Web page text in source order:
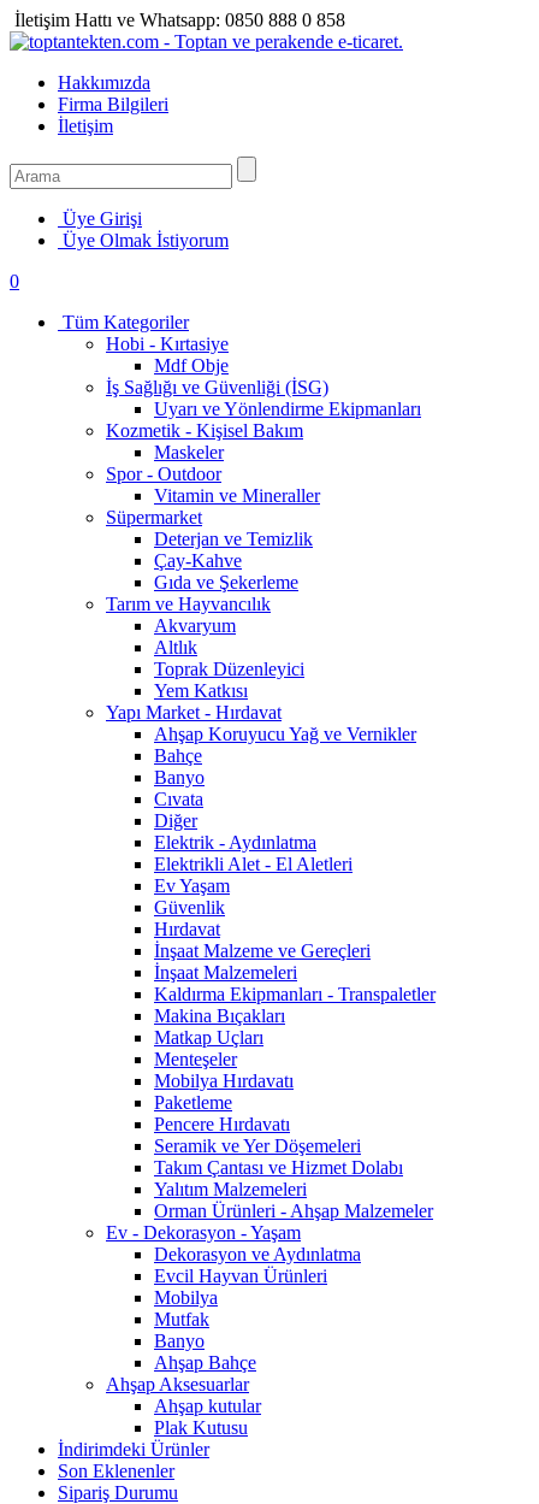
İletişim Hattı ve Whatsapp: 0850 888 0 858
Hakkımızda
Firma Bilgileri
İletişim
Üye Girişi
Üye Olmak İstiyorum
0
Tüm Kategoriler
Hobi - Kırtasiye
Mdf Obje
İş Sağlığı ve Güvenliği (İSG)
Uyarı ve Yönlendirme Ekipmanları
Kozmetik - Kişisel Bakım
Maskeler
Spor - Outdoor
Vitamin ve Mineraller
Süpermarket
Deterjan ve Temizlik
Çay-Kahve
Gıda ve Şekerleme
Tarım ve Hayvancılık
Akvaryum
Altlık
Toprak Düzenleyici
Yem Katkısı
Yapı Market - Hırdavat
Ahşap Koruyucu Yağ ve Vernikler
Bahçe
Banyo
Cıvata
Diğer
Elektrik - Aydınlatma
Elektrikli Alet - El Aletleri
Ev Yaşam
Güvenlik
Hırdavat
İnşaat Malzeme ve Gereçleri
İnşaat Malzemeleri
Kaldırma Ekipmanları - Transpaletler
Makina Bıçakları
Matkap Uçları
Menteşeler
Mobilya Hırdavatı
Paketleme
Pencere Hırdavatı
Seramik ve Yer Döşemeleri
Takım Çantası ve Hizmet Dolabı
Yalıtım Malzemeleri
Orman Ürünleri - Ahşap Malzemeler
Ev - Dekorasyon - Yaşam
Dekorasyon ve Aydınlatma
Evcil Hayvan Ürünleri
Mobilya
Mutfak
Banyo
Ahşap Bahçe
Ahşap Aksesuarlar
Ahşap kutular
Plak Kutusu
İndirimdeki Ürünler
Son Eklenenler
Sipariş Durumu